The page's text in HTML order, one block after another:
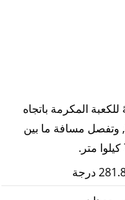
المكرمة باتجاه
, وتفصل مسافة ما بين